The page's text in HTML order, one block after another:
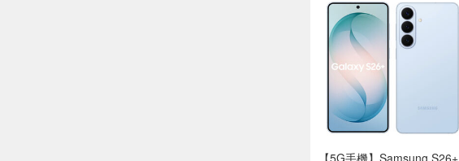
【5G手機】Samsung S26+